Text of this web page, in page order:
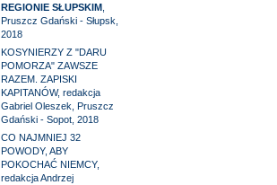
REGIONIE SŁUPSKIM,
Pruszcz Gdański - Słupsk,
2018
KOSYNIERZY Z "DARU
POMORZA" ZAWSZE
RAZEM. ZAPISKI
KAPITANÓW, redakcja
Gabriel Oleszek, Pruszcz
Gdański - Sopot, 2018
CO NAJMNIEJ 32
POWODY, ABY
POKOCHAĆ NIEMCY,
redakcja Andrzej